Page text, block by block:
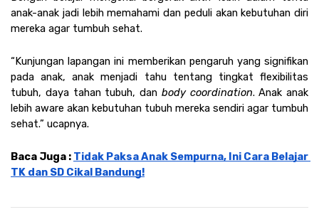
anak-anak jadi lebih memahami dan peduli akan kebutuhan diri
mereka agar tumbuh sehat.
“Kunjungan lapangan ini memberikan pengaruh yang signifikan
pada anak, anak menjadi tahu tentang tingkat flexibilitas
tubuh, daya tahan tubuh, dan body coordination. Anak anak
lebih aware akan kebutuhan tubuh mereka sendiri agar tumbuh
sehat.” ucapnya.
Baca Juga : Tidak Paksa Anak Sempurna, Ini Cara Belajar
TK dan SD Cikal Bandung!